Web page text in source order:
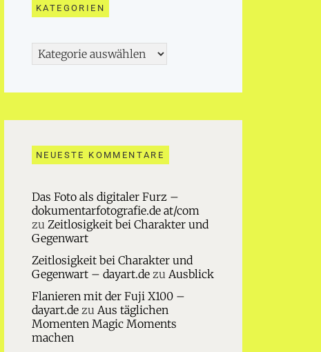
KATEGORIEN
Kategorien
NEUESTE KOMMENTARE
Das Foto als digitaler Furz –
dokumentarfotografie.de at/com
zu Zeitlosigkeit bei Charakter und
Gegenwart
Zeitlosigkeit bei Charakter und
Gegenwart – dayart.dezu Ausblick
Flanieren mit der Fuji X100 –
dayart.dezu Aus täglichen
Momenten Magic Moments
machen